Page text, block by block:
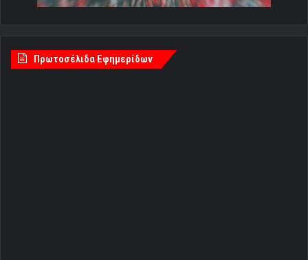
Πρωτοσέλιδα Εφημερίδων